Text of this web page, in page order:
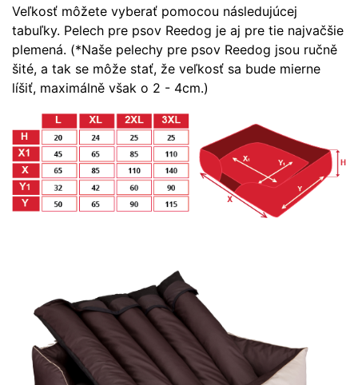
Veľkosť môžete vyberať pomocou následujúcej
tabuľky. Pelech pre psov Reedog je aj pre tie najvačšie
plemená. (*Naše pelechy pre psov Reedog jsou ručně
šité, a tak se môže stať, že veľkosť sa bude mierne
líšiť, maximálně však o 2 - 4cm.)